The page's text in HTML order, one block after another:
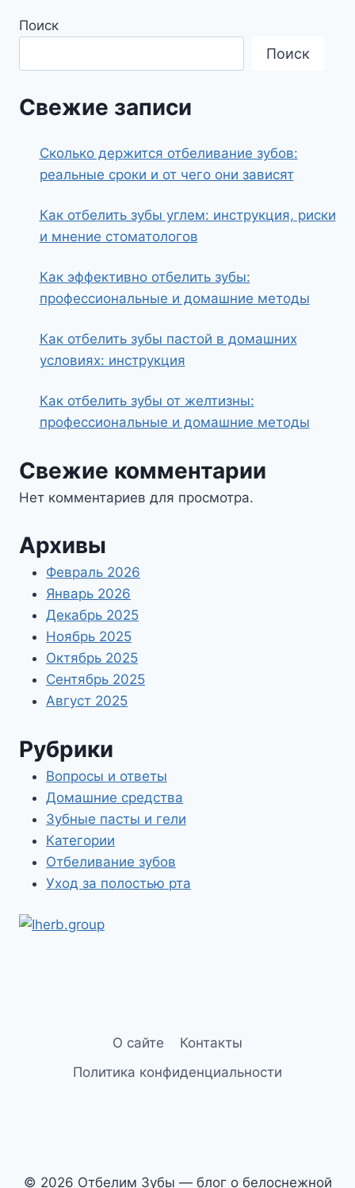
Поиск
Поиск
Свежие записи
Сколько держится отбеливание зубов:
реальные сроки и от чего они зависят
Как отбелить зубы углем: инструкция, риски
и мнение стоматологов
Как эффективно отбелить зубы:
профессиональные и домашние методы
Как отбелить зубы пастой в домашних
условиях: инструкция
Как отбелить зубы от желтизны:
профессиональные и домашние методы
Свежие комментарии
Нет комментариев для просмотра.
Архивы
Февраль 2026
Январь 2026
Декабрь 2025
Ноябрь 2025
Октябрь 2025
Сентябрь 2025
Август 2025
Рубрики
Вопросы и ответы
Домашние средства
Зубные пасты и гели
Категории
Отбеливание зубов
Уход за полостью рта
О сайте
Контакты
Политика конфиденциальности
© 2026 Отбелим Зубы — блог о белоснежной